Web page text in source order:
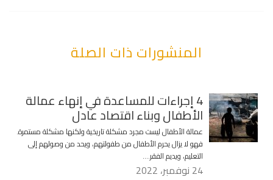
المنشورات ذات الصلة
4 إجراءات للمساعدة في إنهاء عمالة
الأطفال وبناء اقتصاد عادل
عمالة الأطفال ليست مجرد مشكلة تاريخية ولكنها مشكلة مستمرة.
فهو لا يزال يحرم الأطفال من طفولتهم، ويحد من وصولهم إلى
التعليم، ويديم الفقر….
24 نوفمبر، 2022